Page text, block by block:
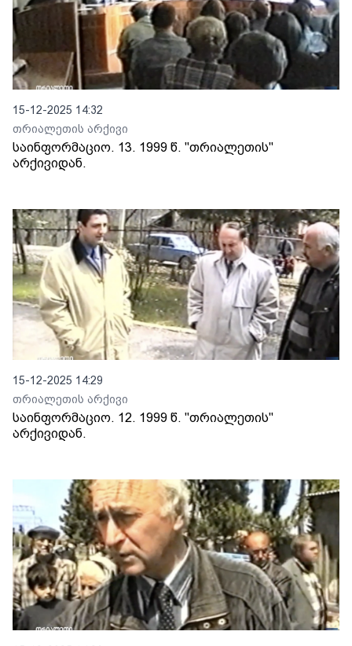
15-12-2025 14:32
თრიალეთის არქივი
საინფორმაციო. 13. 1999 წ. "თრიალეთის"
არქივიდან.
15-12-2025 14:29
თრიალეთის არქივი
საინფორმაციო. 12. 1999 წ. "თრიალეთის"
არქივიდან.